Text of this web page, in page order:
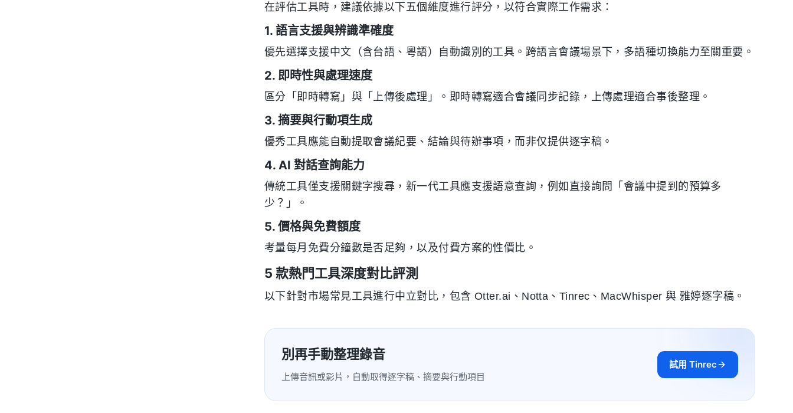
在評估工具時，建議依據以下五個維度進行評分，以符合實際工作需求：
1. 語言支援與辨識準確度
優先選擇支援中文（含台語、粵語）自動識別的工具。跨語言會議場景下，多語種切換能力至關重要。
2. 即時性與處理速度
區分「即時轉寫」與「上傳後處理」。即時轉寫適合會議同步記錄，上傳處理適合事後整理。
3. 摘要與行動項生成
優秀工具應能自動提取會議紀要、結論與待辦事項，而非仅提供逐字稿。
4. AI 對話查詢能力
傳統工具僅支援關鍵字搜尋，新一代工具應支援語意查詢，例如直接詢問「會議中提到的預算多
少？」。
5. 價格與免費額度
考量每月免費分鐘數是否足夠，以及付費方案的性價比。
5 款熱門工具深度對比評測
以下針對市場常見工具進行中立對比，包含 Otter.ai、Notta、Tinrec、MacWhisper 與 雅婷逐字稿。
別再手動整理錄音
上傳音訊或影片，自動取得逐字稿、摘要與行動項目
試用 Tinrec